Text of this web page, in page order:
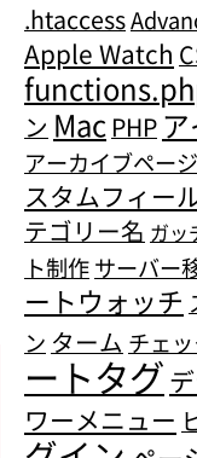
.htaccess
Apple Watch
ン Mac PHP
アーカイブページ
スタムフィー
テゴリー名 ガッ
ト制作サーバー
ートウォッチ
ン ターム チェ
ートタグ
ワーメニュー